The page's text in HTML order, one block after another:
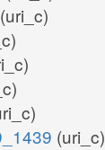
(uri_c)
(uri_c)